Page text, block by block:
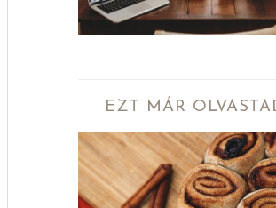
EZT MÁR